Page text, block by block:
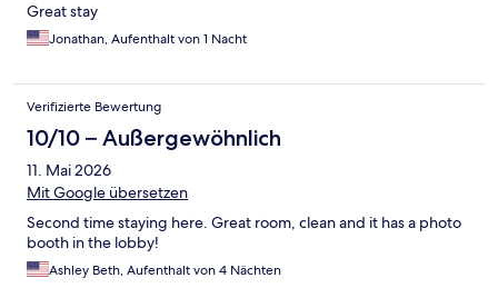
Great stay
Jonathan, Aufenthalt von 1 Nacht
Verifizierte Bewertung
10/10 – Außergewöhnlich
11. Mai 2026
Mit Google übersetzen
Second time staying here. Great room, clean and it has a photo
booth in the lobby!
Ashley Beth, Aufenthalt von 4 Nächten